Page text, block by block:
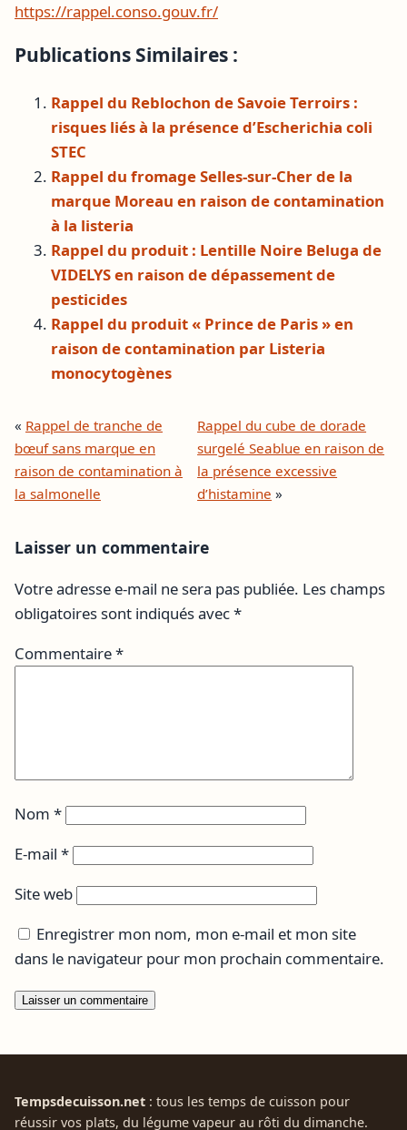
https://rappel.conso.gouv.fr/
Publications Similaires :
Rappel du Reblochon de Savoie Terroirs :
risques liés à la présence d’Escherichia coli
STEC
Rappel du fromage Selles-sur-Cher de la
marque Moreau en raison de contamination
à la listeria
Rappel du produit : Lentille Noire Beluga de
VIDELYS en raison de dépassement de
pesticides
Rappel du produit « Prince de Paris » en
raison de contamination par Listeria
monocytogènes
« Rappel de tranche de
bœuf sans marque en
raison de contamination à
la salmonelle
Rappel du cube de dorade
surgelé Seablue en raison de
la présence excessive
d’histamine »
Laisser un commentaire
Votre adresse e-mail ne sera pas publiée. Les champs
obligatoires sont indiqués avec*
Commentaire*
Nom *
E-mail *
Site web
Enregistrer mon nom, mon e-mail et mon site
dans le navigateur pour mon prochain commentaire.
Tempsdecuisson.net : tous les temps de cuisson pour
réussir vos plats, du légume vapeur au rôti du dimanche.